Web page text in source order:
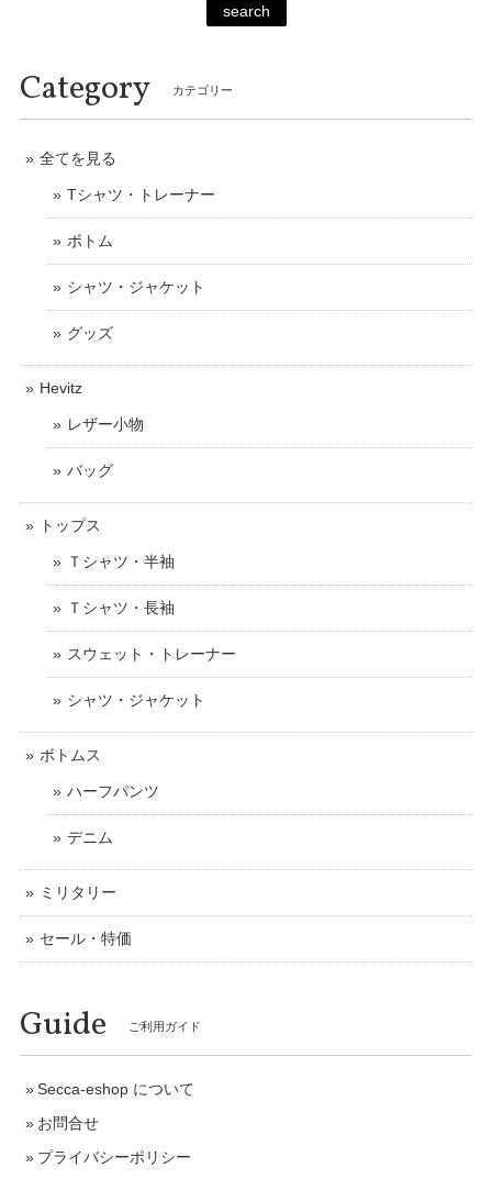
search
Category カテゴリー
全てを見る
Tシャツ・トレーナー
ボトム
シャツ・ジャケット
グッズ
Hevitz
レザー小物
バッグ
トップス
Ｔシャツ・半袖
Ｔシャツ・長袖
スウェット・トレーナー
シャツ・ジャケット
ボトムス
ハーフパンツ
デニム
ミリタリー
セール・特価
Guide ご利用ガイド
Secca-eshop について
お問合せ
プライバシーポリシー